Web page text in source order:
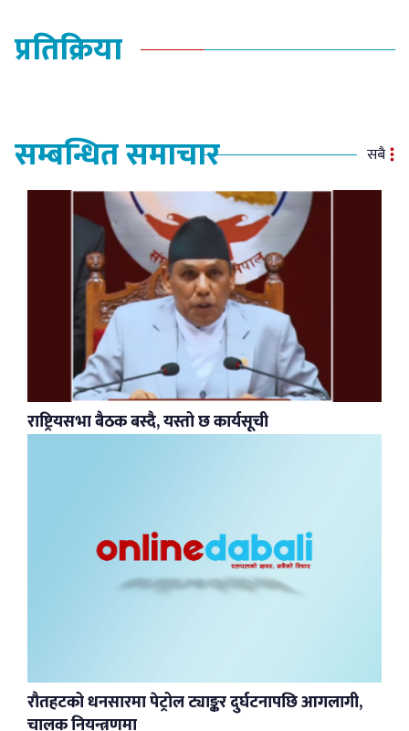
प्रतिक्रिया
सम्बन्धित समाचार सबै
राष्ट्रियसभा बैठक बस्दै, यस्तो छ कार्यसूची
रौतहटको धनसारमा पेट्रोल ट्याङ्कर दुर्घटनापछि आगलागी,
चालक नियन्त्रणमा